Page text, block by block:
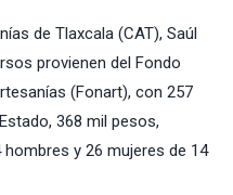
de Tlaxcala (CAT), Saúl
provienen del Fondo
(Fonart), con 257
368 mil pesos,
y 26 mujeres de 14